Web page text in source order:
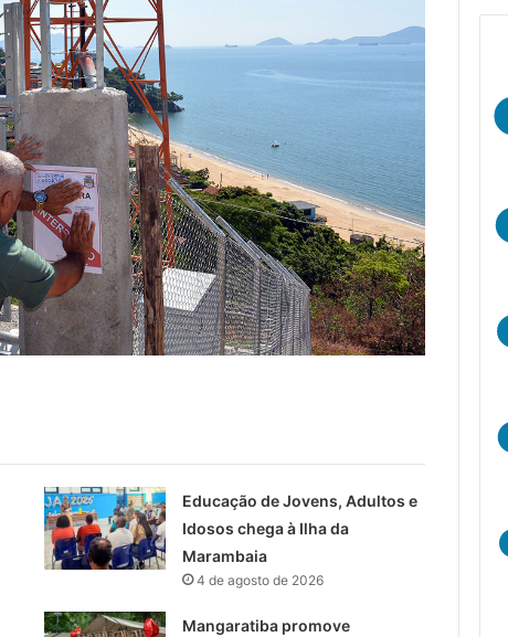
Educação de Jovens, Adultos e
Idosos chega à Ilha da
Marambaia
4 de agosto de 2026
Mangaratiba promove